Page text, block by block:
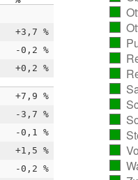
+3,7 %
-0,2 %
+0,2 %
+7,9 %
-3,7 %
-0,1 %
+1,5 %
-0,2 %